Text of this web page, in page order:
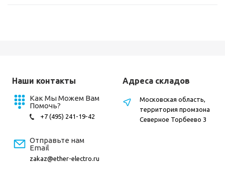
Наши контакты
Как Мы Можем Вам
Помочь?
+7 (495) 241-19-42
Отправьте нам
Email
zakaz@ether-electro.ru
Адреса складов
Московская область,
территория промзона
Северное Торбеево 3